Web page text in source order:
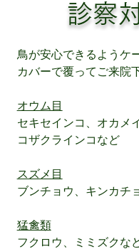
診察
鳥が安心できるようケ
カバーで覆ってご来院
オウム目
セキセインコ、オカメ
コザクラインコなど
スズメ目
ブンチョウ、キンカチ
猛禽類
フクロウ、ミミズクな